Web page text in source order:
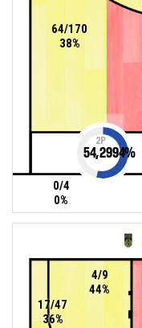
64/170
38%
0/4
0%
2P
54,2994%
17/47
36%
4/9
44%